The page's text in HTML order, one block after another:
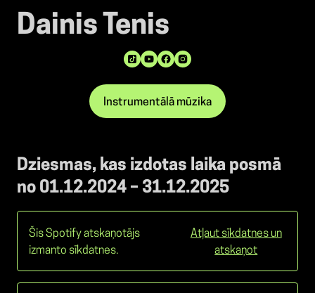
Dainis Tenis
Instrumentālā mūzika
Dziesmas, kas izdotas laika posmā
no 01.12.2024 – 31.12.2025
Šis Spotify atskaņotājs
izmanto sīkdatnes.
Atļaut sīkdatnes un
atskaņot